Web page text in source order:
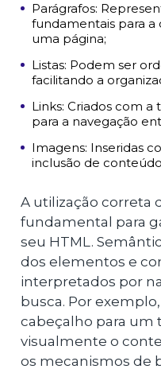
Parágrafos:
fundamentais para
uma página;
Listas: Podem ser
facilitando a
Links: Criados com a
para a navegação
Imagens: Inseridas
inclusão de
A utilização correta
fundamental para
seu HTML.
dos elementos e
interpretados por
busca. Por
cabeçalho para um
visualmente o
os mecanismos de